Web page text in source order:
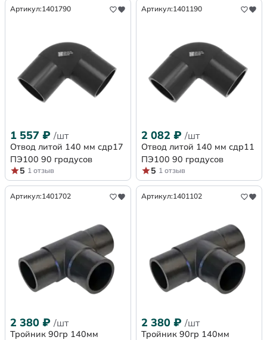
Артикул:1401790
1 557 ₽ /шт
Отвод литой 140 мм сдр17
ПЭ100 90 градусов
5 1 отзыв
Артикул:1401190
2 082 ₽ /шт
Отвод литой 140 мм сдр11
ПЭ100 90 градусов
5 1 отзыв
Артикул:1401702
2 380 ₽ /шт
Тройник 90гр 140мм
Артикул:1401102
2 380 ₽ /шт
Тройник 90гр 140мм